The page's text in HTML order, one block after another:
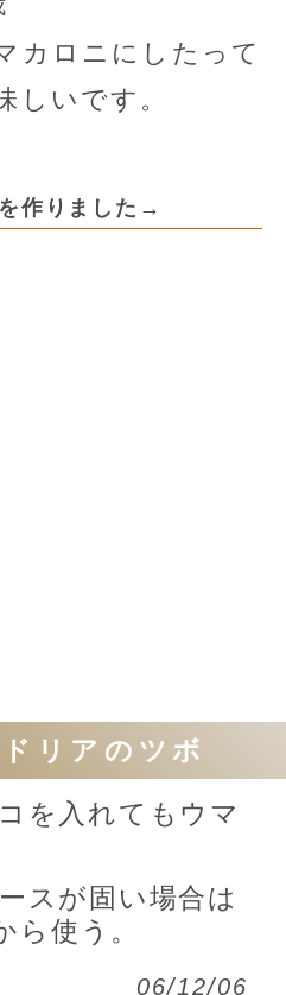
カロニにしたって
しいです。
を作りました→
リアのツボ
を入れてもウマ
スが固い場合は
ら使う。
06/12/06